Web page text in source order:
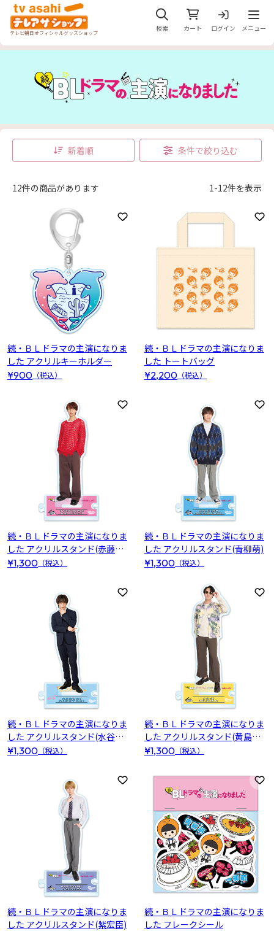
テレビ朝日オフィシャルグッズショップ
検索 カート ログイン
メニ
メニュー
新着順 条件で絞り込む
12件の商品があります 1-12件を表示
お気に入りに登録
続・ＢＬドラマの主演になりま
した アクリルキーホルダー
¥900 （税込）
お
続・ＢＬドラマの主演になりま
した トートバッグ
¥2,200 （税込）
お気に入りに登録
続・ＢＬドラマの主演になりま
した アクリルスタンド(赤藤優
一郎)
¥1,300 （税込）
お
続・ＢＬドラマの主演になりま
した アクリルスタンド(青柳萌)
¥1,300 （税込）
お気に入りに登録
続・ＢＬドラマの主演になりま
した アクリルスタンド(水谷春
日)
¥1,300 （税込）
お
続・ＢＬドラマの主演になりま
した アクリルスタンド(黄島譲
二)
¥1,300 （税込）
お気に入りに登録
続・ＢＬドラマの主演になりま
した アクリルスタンド(紫宏臣)
お
続・ＢＬドラマの主演になりま
した フレークシール